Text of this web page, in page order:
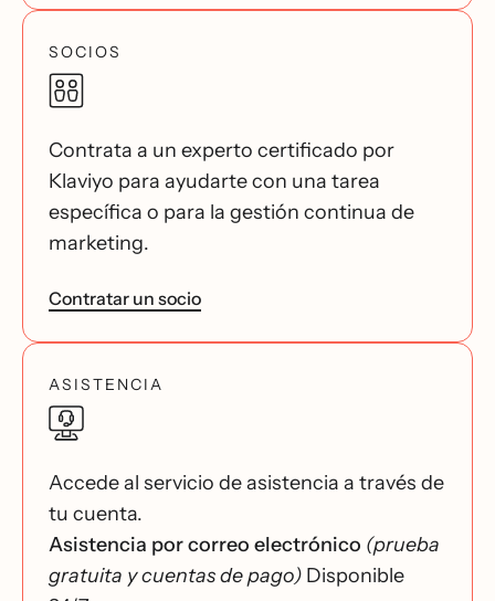
SOCIOS
Contrata a un experto certificado por
Klaviyo para ayudarte con una tarea
específica o para la gestión continua de
marketing.
Contratar un socio
ASISTENCIA
Accede al servicio de asistencia a través de
tu cuenta.
Asistencia por correo electrónico (prueba
gratuita y cuentas de pago) Disponible